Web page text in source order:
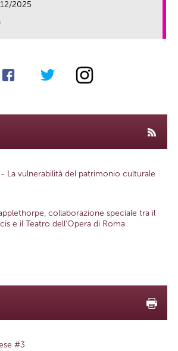
2025
La vulnerabilità del patrimonio culturale
collaborazione speciale tra il
e il Teatro dell'Opera di Roma
#3